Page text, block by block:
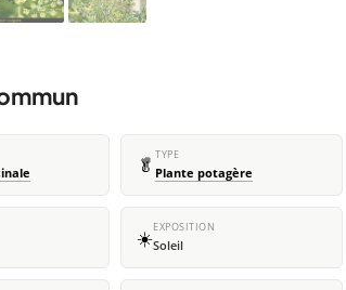
🥬 TYPE
Plante potagère
☀️EXPOSITION
Soleil